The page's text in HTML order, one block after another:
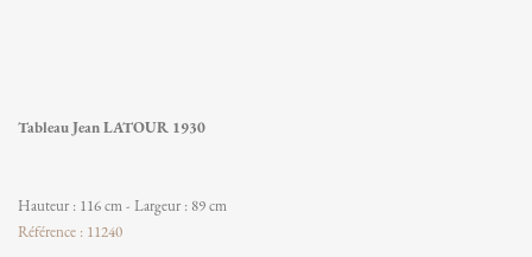
Tableau Jean LATOUR 1930
Hauteur : 116 cm - Largeur : 89 cm
Référence : 11240